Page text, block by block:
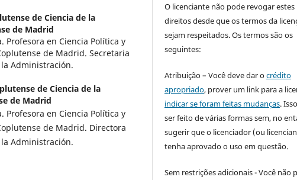
de Ciencia de la
de Madrid
Profesora en Ciencia Política y
de Madrid. Secretaria
Administración.
de Ciencia de la
de Madrid
Profesora en Ciencia Política y
de Madrid. Directora
Administración.
O licenciante não pode revogar estes
direitos desde que os termos da
sejam respeitados. Os termos são os
seguintes:
Atribuição – Você deve dar ocrédito
apropriado, prover um link para a
indicar se foram feitas mudanças.
ser feito de várias formas sem, no
sugerir que o licenciador (ou
tenha aprovado o uso em questão.
Sem restrições adicionais - Você não